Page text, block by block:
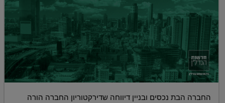
החברה הבת נכסים ובניין דיווחה שדירקטוריון החברה הורה